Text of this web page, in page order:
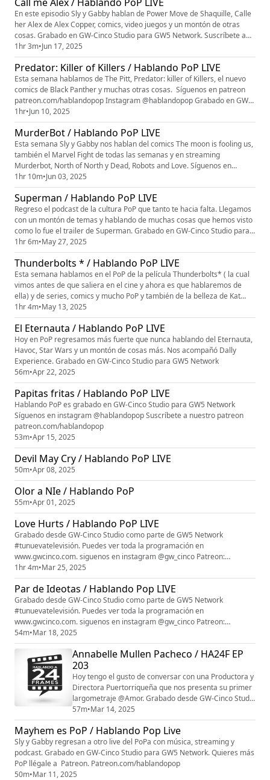
En este episodio Sly y Gabby hablan de Power Move de Shaquille, Calle
her Alex de Alex Copper, comics, video juegos y un montón de otras
cosas. Grabado en GW-Cinco Studio para GW5 Network. Suscríbete a
nuestro patreon patreon.com/habalndopop
1hr 3m•Jun 17, 2025
Predator: Killer of Killers / Hablando PoP LIVE
Esta semana hablamos de The Pitt, Predator: killer of Killers, el nuevo
comics de Black Panther y muchas otras cosas. Síguenos en patreon
patreon.com/hablandopop Instagram @hablandopop Grabado en GW-
Cinco Studio para GW5 Network
1hr•Jun 10, 2025
MurderBot / Hablando PoP LIVE
Esta semana Sly y Gabby nos hablan del comics The moon is fooling us,
también el Marvel Fight de todas las semanas y en streaming
Murderbot, North of North y Dead, Robots and Love. Síguenos en
patreon patreon.com/hablandopop Instagram @hablandopop Grabado
en GW-Cinco Studio para GW5 Network
1hr 10m•Jun 03, 2025
Superman / Hablando PoP LIVE
Regreso el podcast de la cultura PoP que tanto te hacia falta. Llegamos
con un montón de temas y hablando de muchas cosas que hemos visto
como lo fue el trailer de Superman. Grabado en GW-Cinco Studio para
GW5 Network. Para más contenido suscríbete a:
Patreon.com/hablandopop
1hr 6m•May 27, 2025
Thunderbolts * / Hablando PoP LIVE
Esta semana hablamos en el PoP de la película Thunderbolts* ( la cual
vimos antes de que saliera en el cine y ahora es que hablaremos de
ella) y de series, comics y mucho PoP y también de la belleza de Kat
Denning. Hablando PoP es grabado en GW-Cinco Studio para GW5
Network Síguenos en instagram @hablandopop Suscríbete a nuestro
patreon patreon.com/hablandopop
1hr 4m•May 13, 2025
El Eternauta / Hablando PoP LIVE
Hoy en PoP regresamos más fuerte que nunca hablando del Eternauta,
Havoc, Star Wars y un montón de cosas más. Nos acompañó Dally
Experience. Grabado en GW-Cinco Studio para GW5 Network
56m•Apr 22, 2025
Papitas fritas / Hablando PoP LIVE
Hablando PoP es grabado en GW-Cinco Studio para GW5 Network
Síguenos en instagram @hablandopop Suscríbete a nuestro patreon
patreon.com/hablandopop
53m•Apr 15, 2025
Devil May Cry / Hablando PoP LIVE
50m•Apr 08, 2025
Olor a NIe / Hablando PoP
55m•Apr 01, 2025
Love Hurts / Hablando PoP LIVE
Grabado desde GW-Cinco Studio como parte de GW5 Network
#tunuevatelevisión. Puedes ver toda la programación en
www.gwcinco.com. siguenos en instagram @gw_cinco Patreon:
patreon.com/gw5network patreon.com/hablandopop
1hr 4m•Mar 25, 2025
Par de Ideotas / Hablando Pop LIVE
Grabado desde GW-Cinco Studio como parte de GW5 Network
#tunuevatelevisión. Puedes ver toda la programación en
www.gwcinco.com. siguenos en instagram @gw_cinco Patreon:
patreon.com/gw5network patreon.com/hablandopop
54m•Mar 18, 2025
Annabelle Mullen Pacheco / HA24F EP
203
Hoy tengo el gusto de conversar con una Productora y
Directora Puertorriqueña que nos presenta su primer
largometraje @Amor. Grabado desde GW-Cinco Studio
como parte de GW5 Network #tunuevatelevisión.
Puedes ver toda la programación en
www.gwcinco.com. siguenos en instagram @gw_cinco
Patreon: patreon.com/gw5network
patreon.com/hablandopop
57m•Mar 14, 2025
Mayhem es PoP / Hablando Pop Live
Sly y Gabby regresan a otro live del PoPa con música, streaming y
podcast. Grabado en GW-Cinco Studio para GW5 Network. Quieres más
PoP llégale a Patreon. Patreon.com/hablandopop
50m•Mar 11, 2025